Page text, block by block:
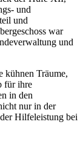
und
und
war
und
kühnen Träume,
für ihre
in den
nur in der
Hilfeleistung bei